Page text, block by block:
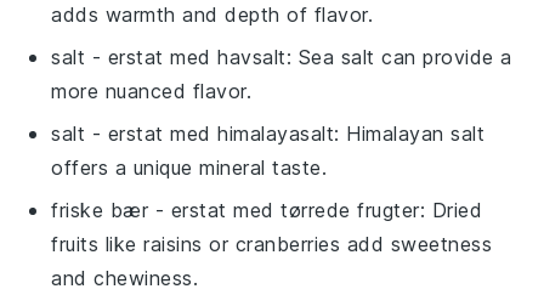
adds warmth and depth of flavor.
salt - erstat medhavsalt: Sea salt can provide a
more nuanced flavor.
salt - erstat medhimalayasalt: Himalayan salt
offers a unique mineral taste.
friske bær - erstat medtørrede frugter: Dried
fruits like raisins or cranberries add sweetness
and chewiness.